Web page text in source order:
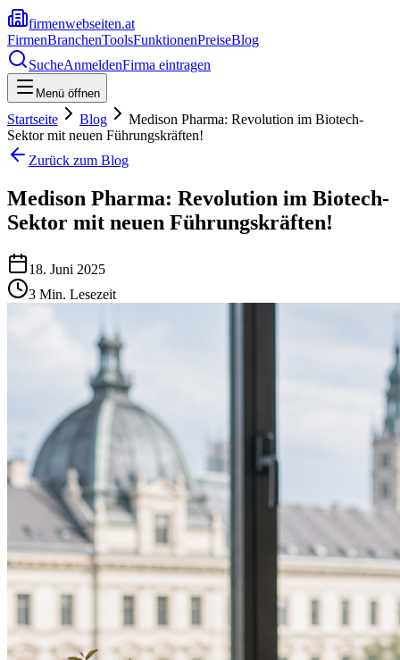
firmenwebseiten.at
FirmenBranchenToolsFunktionenPreiseBlog
SucheAnmeldenFirma eintragen
Menü öffnen
Startseite Blog
Medison Pharma: Revolution im Biotech-
Sektor mit neuen Führungskräften!
Zurück zum Blog
Medison Pharma: Revolution im Biotech-
Sektor mit neuen Führungskräften!
18. Juni 2025
3 Min. Lesezeit